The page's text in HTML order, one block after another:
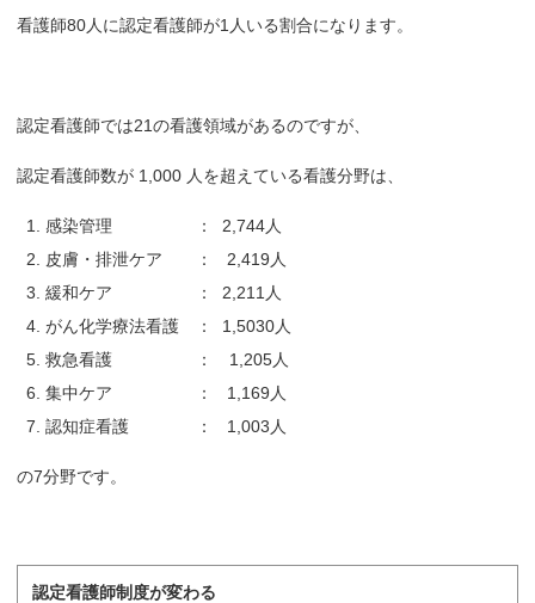
看護師80人に認定看護師が1人いる割合になります。
認定看護師では21の看護領域があるのですが、
認定看護師数が 1,000 人を超えている看護分野は、
感染管理 ： 2,744人
皮膚・排泄ケア ： 2,419人
緩和ケア ： 2,211人
がん化学療法看護 ： 1,5030人
救急看護 ： 1,205人
集中ケア ： 1,169人
認知症看護 ： 1,003人
の7分野です。
認定看護師制度が変わる